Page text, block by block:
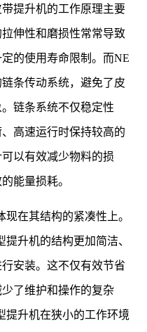
提升机的工作原理主要
伸性和磨损性常常导致
的使用寿命限制。而NE
条传动系统，避免了皮
链条系统不仅稳定性
高速运行时保持较高的
以有效减少物料的损
能量损耗。
在其结构的紧凑性上。
升机的结构更加简洁、
安装。这不仅有效节省
了维护和操作的复杂
提升机在狭小的工作环境